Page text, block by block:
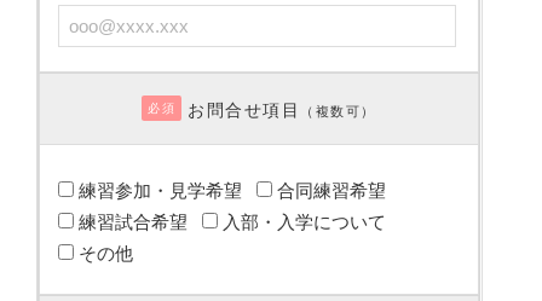
必須 お問合せ項目 （複数可）
練習参加・見学希望
合同練習希望
練習試合希望
入部・入学について
その他